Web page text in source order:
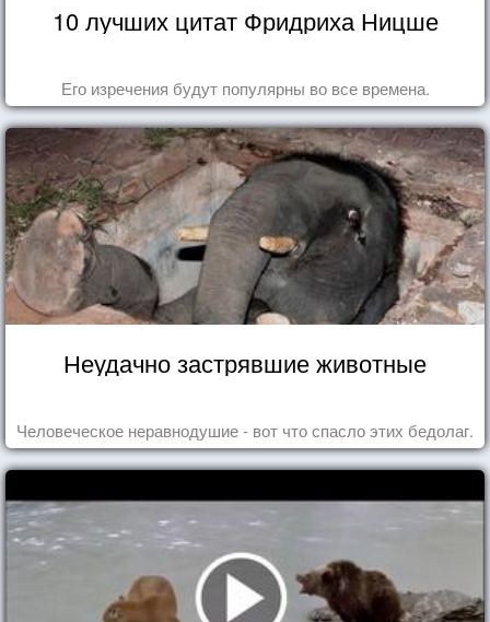
10 лучших цитат Фридриха Ницше
Его изречения будут популярны во все времена.
Неудачно застрявшие животные
Человеческое неравнодушие - вот что спасло этих бедолаг.